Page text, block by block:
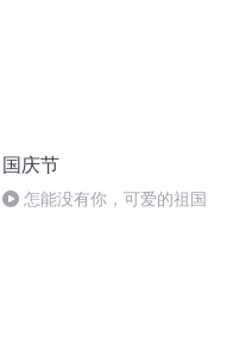
国庆节
怎能没有你，可爱的祖国